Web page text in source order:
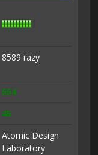
8589 razy
554
45
Atomic Design
Laboratory